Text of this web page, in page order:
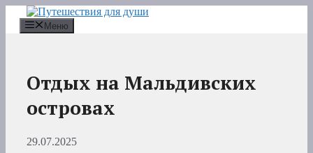
Перейти
содержимому
Меню
Отдых на Мальдивских
островах
29.07.2025